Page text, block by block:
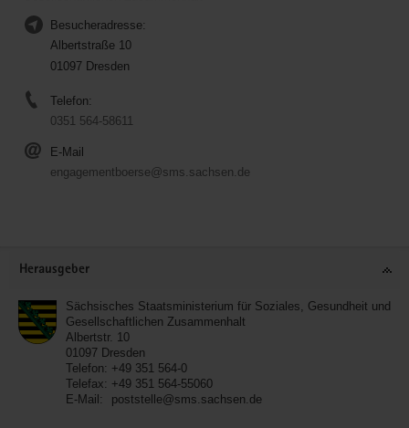
Besucheradresse:
Albertstraße 10
01097 Dresden
Telefon:
0351 564-58611
E-Mail
engagementboerse@sms.sachsen.de
Herausgeber
Sächsisches Staatsministerium für Soziales, Gesundheit und
Gesellschaftlichen Zusammenhalt
Albertstr. 10
01097 Dresden
Telefon: +49 351 564-0
Telefax: +49 351 564-55060
E-Mail:
poststelle@sms.sachsen.de